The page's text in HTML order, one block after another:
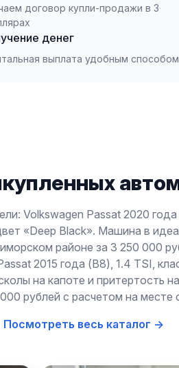
договор купли-продажи в 3
денег
выплата удобным способом
Volkswagen Passat 2020
«Deep Black». Машина в
районе за 3 250 000
2015 года (B8), 1.4 TSI,
на капоте и притертость
рублей с расчетом на месте
Посмотреть весь каталог →